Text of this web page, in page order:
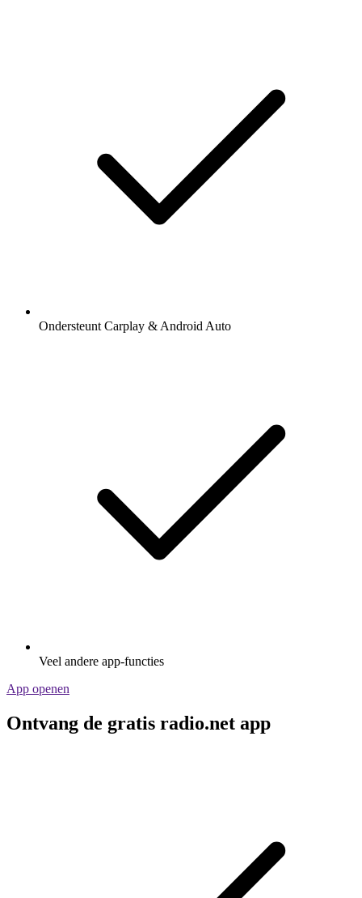
Ondersteunt Carplay & Android Auto
Veel andere app-functies
App openen
Ontvang de gratis radio.net app